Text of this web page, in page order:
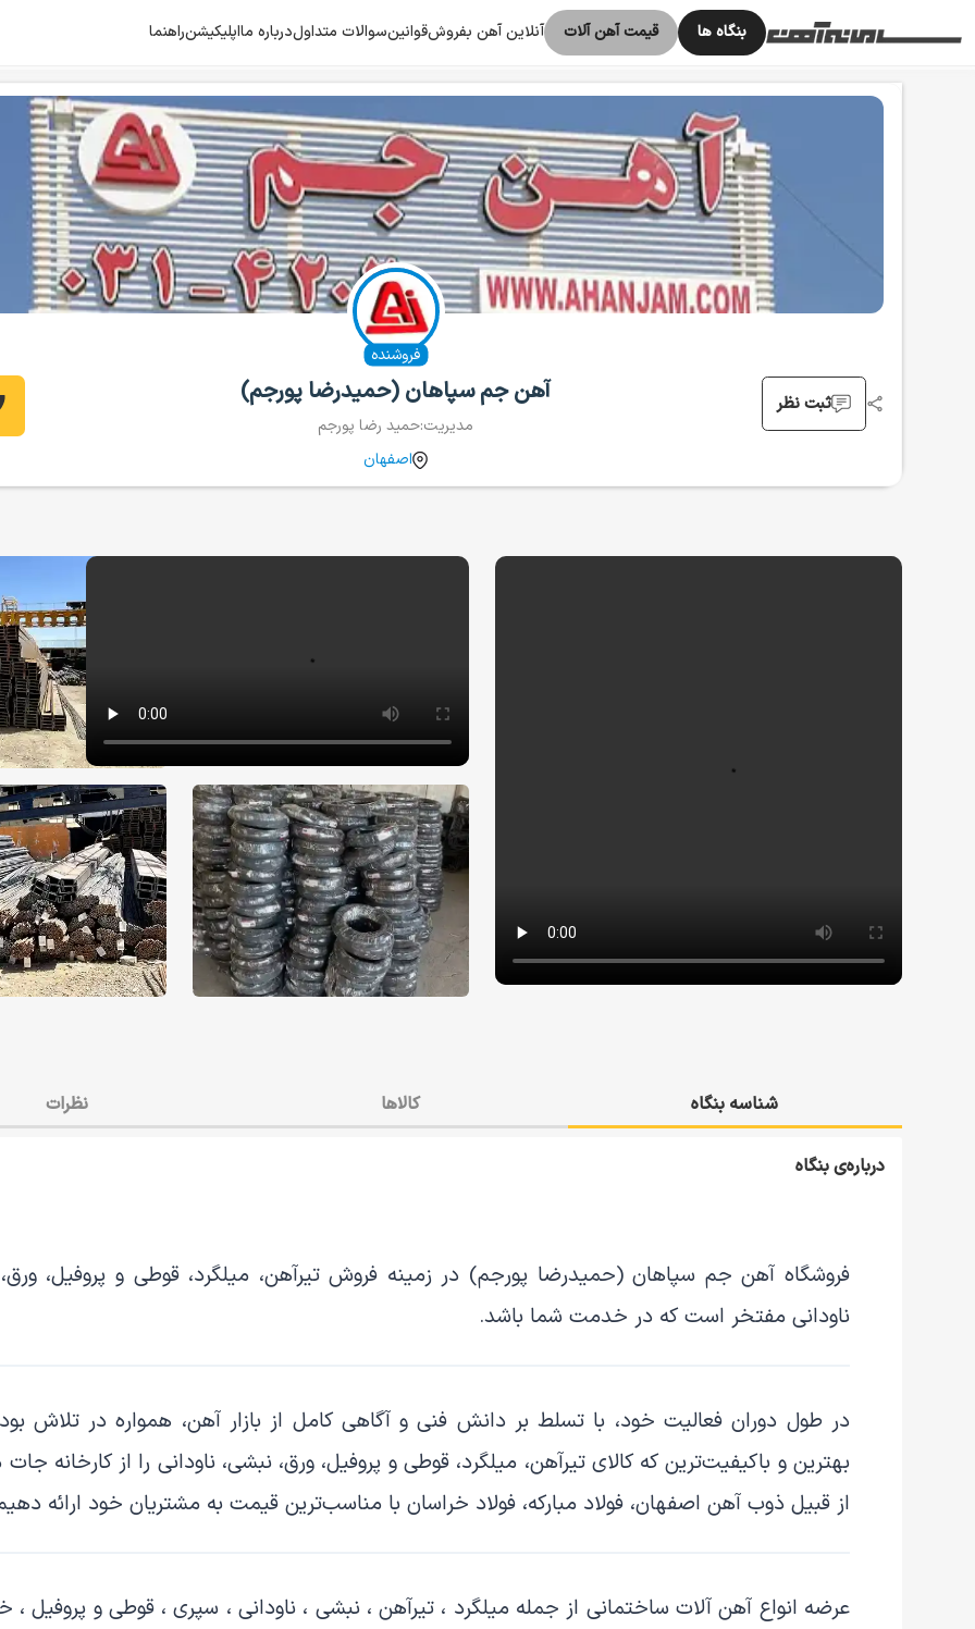
بنگاه ها قیمت آهن آلات آنلاین آهن بفروشقوانینسوالات متداولدرباره مااپلیکیشنراهنما
خانه بنگاه‌ها فروشندگان آهن جم سپاهان (حمیدرضا پورجم)
ثبت نظر
فروشنده
آهن جم سپاهان (حمیدرضا پورجم)
مدیریت:حمید رضا پورجم
اصفهان
شناسه بنگاه کالاها نظرات
درباره‌ی بنگاه
فروشگاه آهن جم سپاهان (حمیدرضا پورجم) در زمینه فروشتیرآهن، میلگرد، قوطی و پروفیل،
ناودانی مفتخر است که در خدمت شما باشد.
در طول دوران فعالیت خود، با تسلط بر دانش فنی و آگاهی کامل از بازار آهن، همواره در تلاش
بهترین و باکیفیت‌ترین که کالایتیرآهن، میلگرد، قوطی و پروفیل، ورق، نبشی، ناودانی را از کارخانه
از قبیلذوب آهن اصفهان، فولاد مبارکه، فولاد خراسان با مناسب‌ترین قیمت به مشتریان خود ارائه
عرضه انواع آهن آلات ساختمانی از جمله میلگرد ، تیرآهن ، نبشی ، ناودانی ، سپری ، قوطی و پروفیل ،